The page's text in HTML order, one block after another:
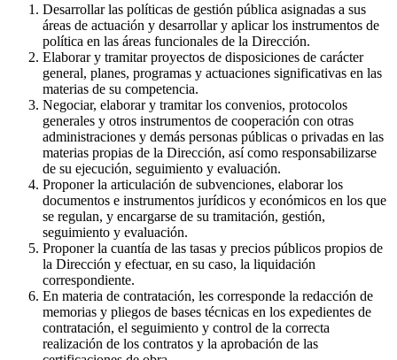
Desarrollar las políticas de gestión pública asignadas a sus
áreas de actuación y desarrollar y aplicar los instrumentos de
política en las áreas funcionales de la Dirección.
Elaborar y tramitar proyectos de disposiciones de carácter
general, planes, programas y actuaciones significativas en las
materias de su competencia.
Negociar, elaborar y tramitar los convenios, protocolos
generales y otros instrumentos de cooperación con otras
administraciones y demás personas públicas o privadas en las
materias propias de la Dirección, así como responsabilizarse
de su ejecución, seguimiento y evaluación.
Proponer la articulación de subvenciones, elaborar los
documentos e instrumentos jurídicos y económicos en los que
se regulan, y encargarse de su tramitación, gestión,
seguimiento y evaluación.
Proponer la cuantía de las tasas y precios públicos propios de
la Dirección y efectuar, en su caso, la liquidación
correspondiente.
En materia de contratación, les corresponde la redacción de
memorias y pliegos de bases técnicas en los expedientes de
contratación, el seguimiento y control de la correcta
realización de los contratos y la aprobación de las